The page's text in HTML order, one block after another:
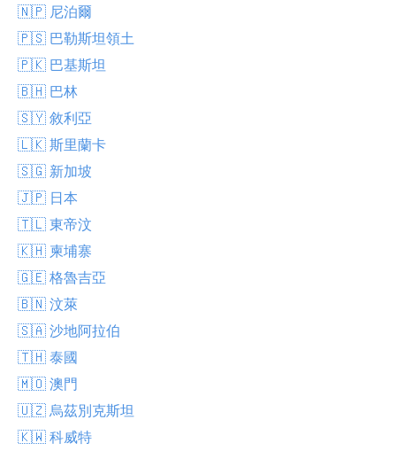
🇳🇵 尼泊爾
🇵🇸 巴勒斯坦領土
🇵🇰 巴基斯坦
🇧🇭 巴林
🇸🇾 敘利亞
🇱🇰 斯里蘭卡
🇸🇬 新加坡
🇯🇵 日本
🇹🇱 東帝汶
🇰🇭 柬埔寨
🇬🇪 格魯吉亞
🇧🇳 汶萊
🇸🇦 沙地阿拉伯
🇹🇭 泰國
🇲🇴 澳門
🇺🇿 烏茲別克斯坦
🇰🇼 科威特